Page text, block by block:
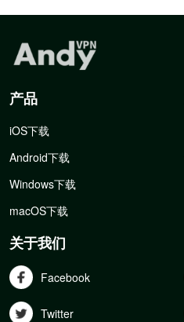
产品
iOS下载
Android下载
Windows下载
macOS下载
关于我们
Facebook
Twitter